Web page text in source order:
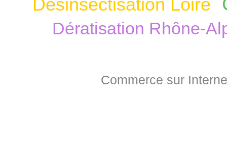
Désinsectisation Loire
Dératisation Rhône-
Commerce sur